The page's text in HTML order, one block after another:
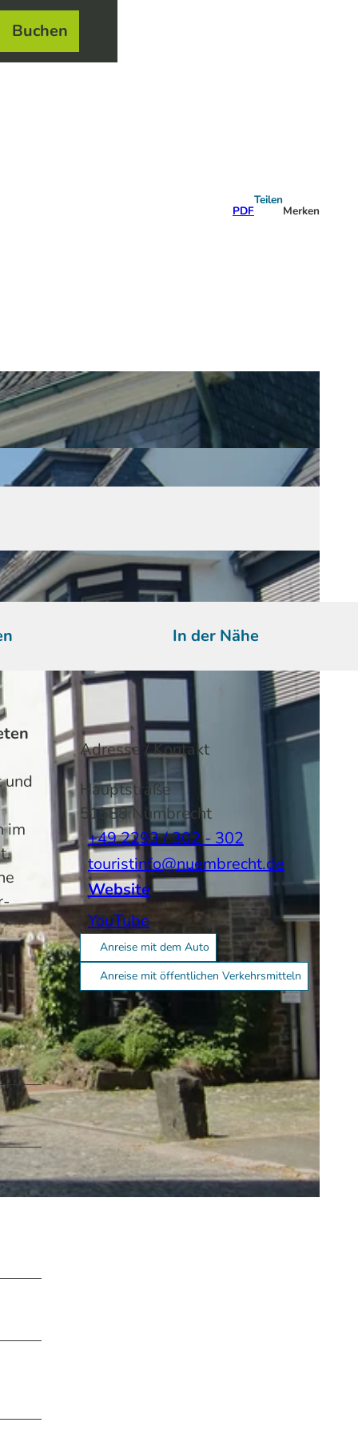
Buchen
PDF
Teilen
Merken
In der Nähe
und
im
Adresse / Kontakt
Hauptstraße
51588Nümbrecht
+49 2293 / 302 - 302
touristinfo@nuembrecht.de
Website
YouTube
Anreise mit dem Auto
Anreise mit öffentlichen Verkehrsmitteln